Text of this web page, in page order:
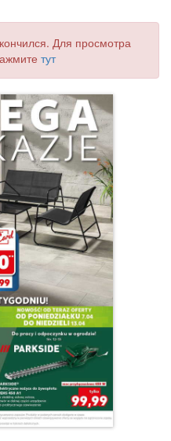
Для просмотра
тут